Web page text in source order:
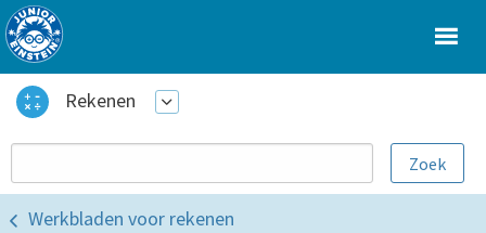
Rekenen
Werkbladen voor rekenen